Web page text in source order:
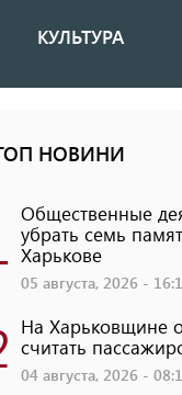
КУЛЬТУРА
НОВИНИ
Общественные
убрать семь
Харькове
05 августа, 2026 -
На Харьковщине
считать
04 августа, 2026 -